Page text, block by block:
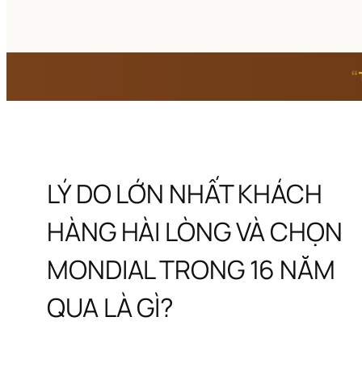
“
LÝ DO LỚN NHẤT KHÁCH
HÀNG HÀI LÒNG VÀ CHỌN
MONDIAL TRONG 16 NĂM
QUA LÀ GÌ?